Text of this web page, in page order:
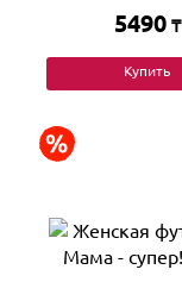
5490 ₸
Купить